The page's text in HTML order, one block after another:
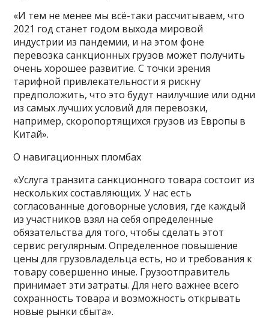
«И тем не менее мы всё-таки рассчитываем, что
2021 год станет годом выхода мировой
индустрии из пандемии, и на этом фоне
перевозка санкционных грузов может получить
очень хорошее развитие. С точки зрения
тарифной привлекательности я рискну
предположить, что это будут наилучшие или одни
из самых лучших условий для перевозки,
например, скоропортящихся грузов из Европы в
Китай».
О навигационных пломбах
«Услуга транзита санкционного товара состоит из
нескольких составляющих. У нас есть
согласованные договорные условия, где каждый
из участников взял на себя определенные
обязательства для того, чтобы сделать этот
сервис регулярным. Определенное повышение
цены для грузовладельца есть, но и требования к
товару совершенно иные. Грузоотправитель
принимает эти затраты. Для него важнее всего
сохранность товара и возможность открывать
новые рынки сбыта».